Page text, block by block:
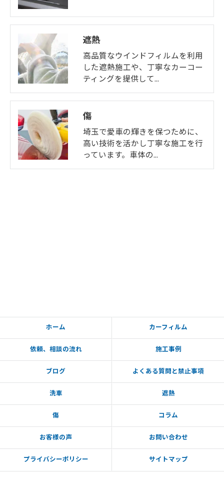
遮熱
高品質なウインドフィルムを利用
した遮熱施工や、丁寧なカーコー
ティングを提供して…
傷
埼玉で愛車の輝きを保つために、
高い技術を活かし丁寧な施工を行
っています。車体の…
ホーム カーフィルム
依頼、相談の流れ 施工事例
ブログ よくある質問と禁止事項
洗車 遮熱
傷 コラム
お客様の声 お問い合わせ
プライバシーポリシー サイトマップ